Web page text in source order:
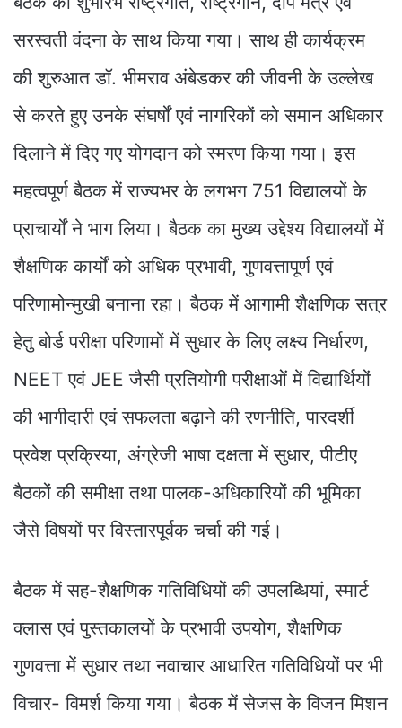
सरस्वती वंदना के साथ किया गया। साथ ही कार्यक्रम
की शुरुआत डॉ. भीमराव अंबेडकर की जीवनी के उल्लेख
से करते हुए उनके संघर्षों एवं नागरिकों को समान अधिकार
दिलाने में दिए गए योगदान को स्मरण किया गया। इस
महत्वपूर्ण बैठक में राज्यभर के लगभग 751 विद्यालयों के
प्राचार्यों ने भाग लिया। बैठक का मुख्य उद्देश्य विद्यालयों में
शैक्षणिक कार्यों को अधिक प्रभावी, गुणवत्तापूर्ण एवं
परिणामोन्मुखी बनाना रहा। बैठक में आगामी शैक्षणिक सत्र
हेतु बोर्ड परीक्षा परिणामों में सुधार के लिए लक्ष्य निर्धारण,
NEET एवं JEE जैसी प्रतियोगी परीक्षाओं में विद्यार्थियों
की भागीदारी एवं सफलता बढ़ाने की रणनीति, पारदर्शी
प्रवेश प्रक्रिया, अंग्रेजी भाषा दक्षता में सुधार, पीटीए
बैठकों की समीक्षा तथा पालक-अधिकारियों की भूमिका
जैसे विषयों पर विस्तारपूर्वक चर्चा की गई।
बैठक में सह-शैक्षणिक गतिविधियों की उपलब्धियां, स्मार्ट
क्लास एवं पुस्तकालयों के प्रभावी उपयोग, शैक्षणिक
गुणवत्ता में सुधार तथा नवाचार आधारित गतिविधियों पर भी
विचार- विमर्श किया गया। बैठक में सेजस के विजन मिशन